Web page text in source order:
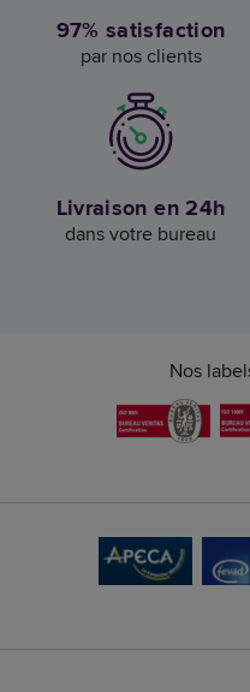
97% satisfaction
par nos clients
Livraison en 24h
dans votre bureau
Nos